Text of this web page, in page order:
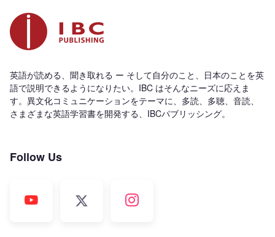
英語が読める、聞き取れる ー そして自分のこと、日本のことを英
語で説明できるようになりたい。IBC はそんなニーズに応えま
す。異文化コミュニケーションをテーマに、多読、多聴、音読、
さまざまな英語学習書を開発する、IBCパブリッシング。
Follow Us